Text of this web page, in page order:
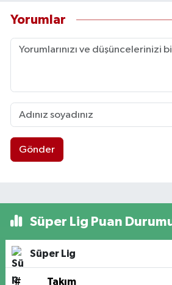
Yorumlar
Gönder
Süper Lig Puan
Süper Lig
# Takım